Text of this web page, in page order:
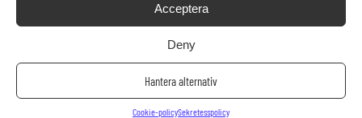
Acceptera
Deny
Hantera alternativ
Cookie-policySekretesspolicy
BT Toyota truck LPE 220